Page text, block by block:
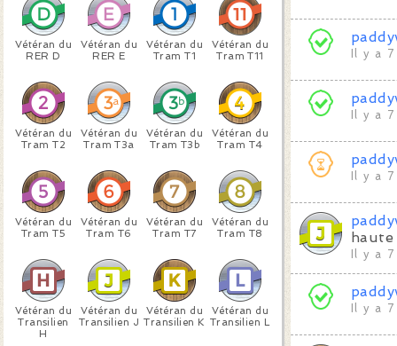
Vétéran du
RER D
Vétéran du
RER E
Vétéran du
Tram T1
Vétéran du
Tram T11
Vétéran du
Tram T2
Vétéran du
Tram T3a
Vétéran du
Tram T3b
Vétéran du
Tram T4
Vétéran du
Tram T5
Vétéran du
Tram T6
Vétéran du
Tram T7
Vétéran du
Tram T8
Vétéran du
Transilien
H
Vétéran du
Transilien J
Vétéran du
Transilien K
Vétéran du
Transilien L
Il y a
Il y a
Il y a
Il y a
Il y a